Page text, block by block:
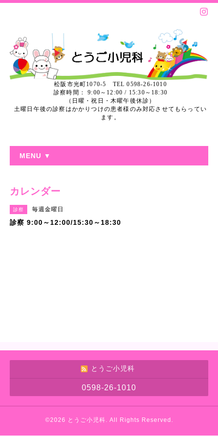
松阪市光町1070-5 TEL 0598-26-1010
診察時間： 9:00～12:00 / 15:30～18:30
（日曜・祝日・木曜午後休診）
土曜日午後の診察はかかりつけの患者様のみ対応させてもらってい
ます。
MENU ▼
カレンダー
診察 毎週金曜日
診察 9:00～12:00/15:30～18:30
とうご小児科
0598-26-1010
©2026 とうご小児科 . All Rights Reserved.